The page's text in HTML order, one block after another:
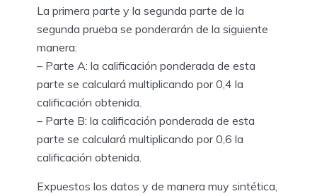
La primera parte y la segunda parte de la
segunda prueba se ponderarán de la siguiente
manera:
– Parte A: la calificación ponderada de esta
parte se calculará multiplicando por 0,4 la
calificación obtenida.
– Parte B: la calificación ponderada de esta
parte se calculará multiplicando por 0,6 la
calificación obtenida.
Expuestos los datos y de manera muy sintética,